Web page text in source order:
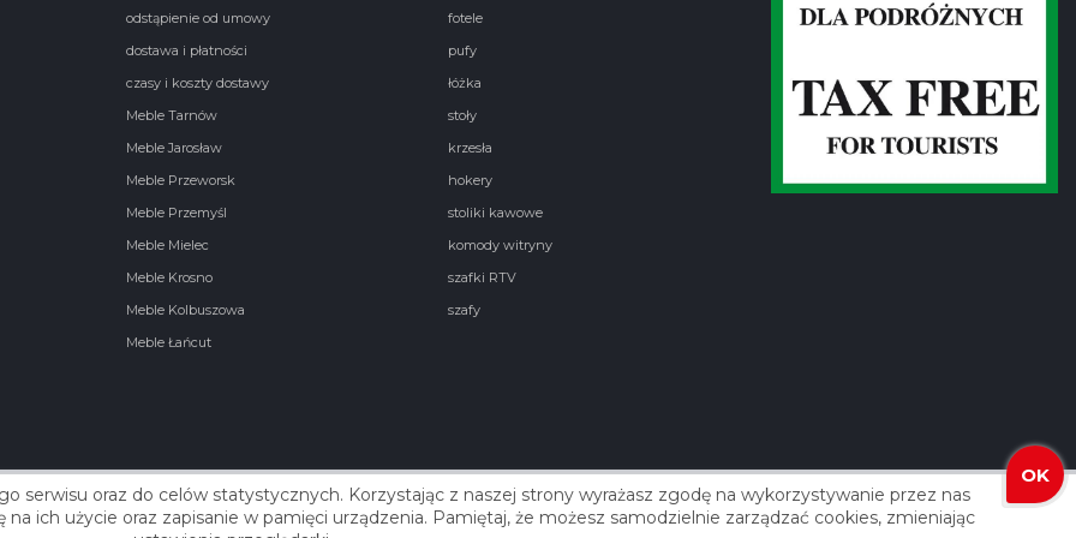
odstąpienie od umowy
dostawa i płatności
czasy i koszty dostawy
Meble Tarnów
Meble Jarosław
Meble Przeworsk
Meble Przemyśl
Meble Mielec
Meble Krosno
Meble Kolbuszowa
Meble Łańcut
fotele
pufy
łóżka
stoły
krzesła
hokery
stoliki kawowe
komody witryny
szafki RTV
szafy
Realizacja: Agencja Reklamowa ROXART
serwisu oraz do celów statystycznych. Korzystając z naszej strony wyrażasz zgodę na wykorzystywanie przez nas
ich użycie oraz zapisanie w pamięci urządzenia. Pamiętaj, że możesz samodzielnie zarządzać cookies, zmieniając
OK